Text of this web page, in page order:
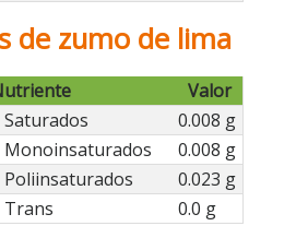
de zumo de lima
Valor
Saturados
0.008 g
Monoinsaturados
0.008 g
Poliinsaturados
0.023 g
Trans
0.0 g